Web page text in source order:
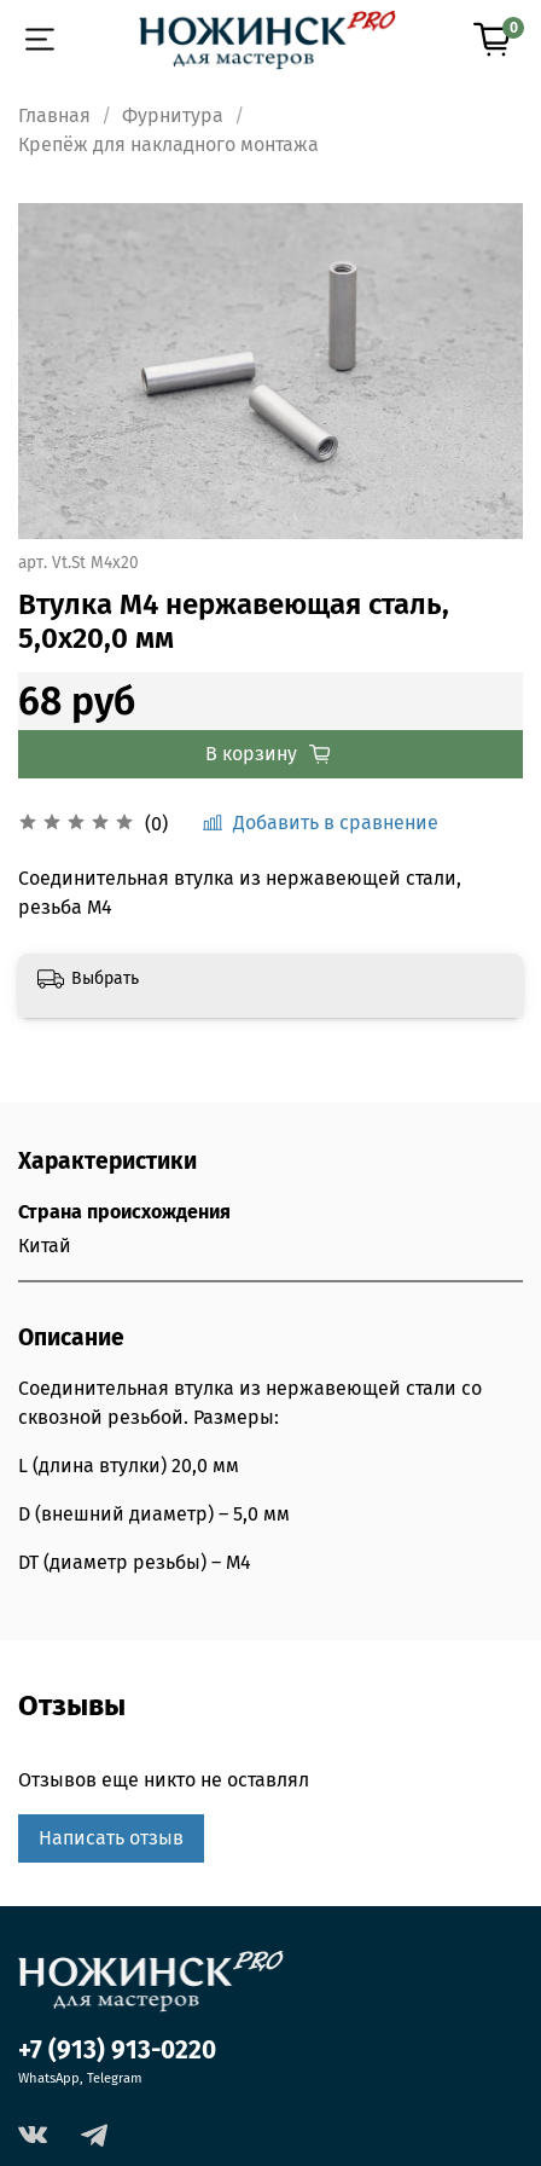
0
Главная
Фурнитура
Крепёж для накладного монтажа
арт. Vt.St M4x20
Втулка М4 нержавеющая сталь,
5,0x20,0 мм
(0) Добавить в сравнение
68 руб
В корзину
Соединительная втулка из нержавеющей стали,
резьба М4
Выбрать
Характеристики
Страна происхождения
Китай
Описание
Соединительная втулка из нержавеющей стали со
сквозной резьбой. Размеры:
L (длина втулки) 20,0 мм
D (внешний диаметр) – 5,0 мм
DT (диаметр резьбы) – М4
Отзывы
Отзывов еще никто не оставлял
Написать отзыв
+7 (913) 913-0220
WhatsApp, Telegram